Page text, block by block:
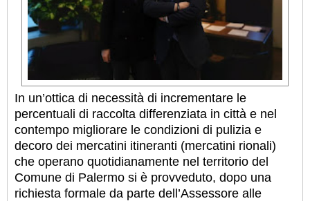
In un’ottica di necessità di incrementare le
percentuali di raccolta differenziata in città e nel
contempo migliorare le condizioni di pulizia e
decoro dei mercatini itineranti (mercatini rionali)
che operano quotidianamente nel territorio del
Comune di Palermo si è provveduto, dopo una
richiesta formale da parte dell’Assessore alle